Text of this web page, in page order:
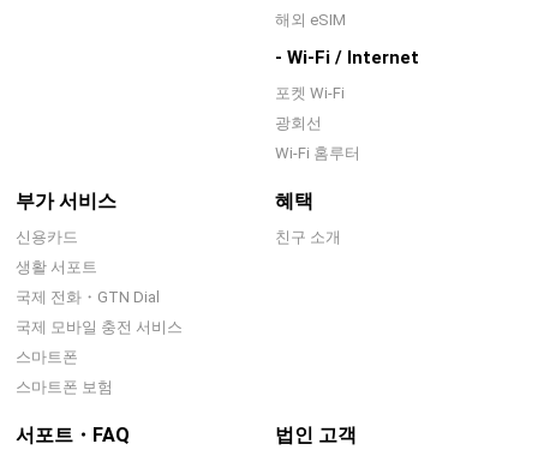
해외 eSIM
- Wi-Fi / Internet
포켓 Wi-Fi
광회선
Wi-Fi 홈루터
부가 서비스
신용카드
생활 서포트
국제 전화・GTN Dial
국제 모바일 충전 서비스
스마트폰
스마트폰 보험
혜택
친구 소개
서포트・FAQ 법인 고객